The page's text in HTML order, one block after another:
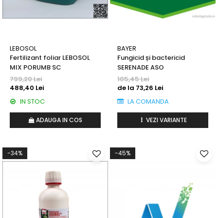
CASTRAVEȚI
Insecticide
Acaricide
Fertilizanți foliari
Dezinfectant sol
Erbicide
Fungicide
Fertilizanți foliari
CEREALE
Tratament semințe
Biostimulatori
DOVLEAC
DOVLECEI
Insecticide
FASOLE
Insecticide
Fertilizanți foliari
FASOLE BOABE
FASOLE PĂSTĂI
Insecticide
FLOAREA SOARELUI
Tratament semințe
Fungicide
LEBOSOL
Fertilizant foliar LEBOSOL
MIX PORUMB SC
799,20 Lei
488,40 Lei
IN STOC
ADAUGA IN COS
BAYER
Fungicid și bactericid
SERENADE ASO
105,45 Lei
de la 73,26 Lei
LA COMANDA
VEZI VARIANTE
-34% -45%